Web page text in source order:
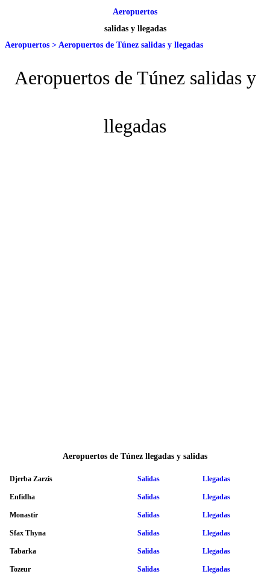
Aeropuertos
salidas y llegadas
Aeropuertos > Aeropuertos de Túnez salidas y llegadas
Aeropuertos de Túnez salidas y
llegadas
Aeropuertos de Túnez llegadas y salidas
Djerba Zarzis Salidas Llegadas
Enfidha Salidas Llegadas
Monastir Salidas Llegadas
Sfax Thyna Salidas Llegadas
Tabarka Salidas Llegadas
Tozeur Salidas Llegadas